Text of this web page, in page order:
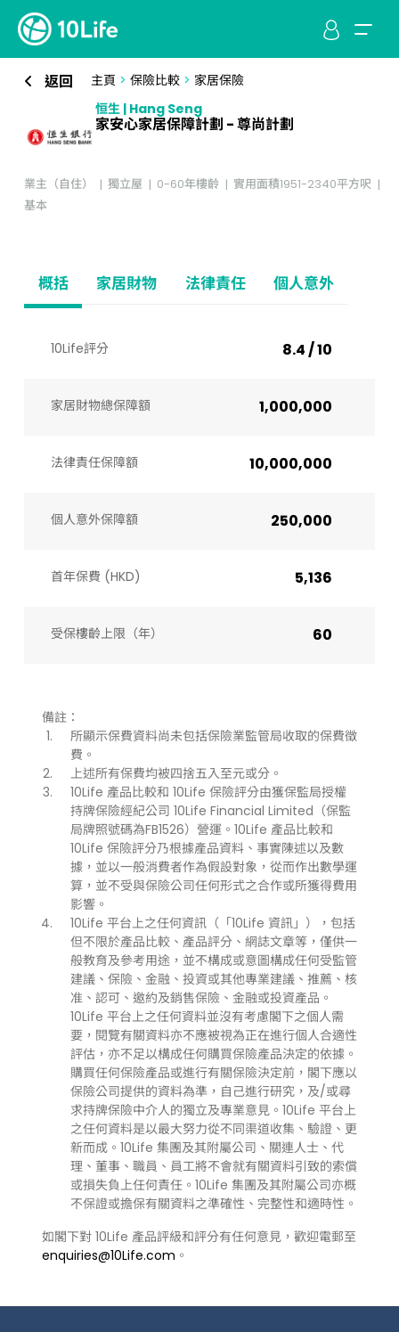
返回 主頁 > 保險比較> 家居保險
恒生 | Hang Seng
家安心家居保障計劃 - 尊尚計劃
業主（自住） 獨立屋 0-60年樓齡
實用面積1951-2340平方呎
基本
概括 家居財物 法律責任 個人意外
10Life評分 8.4 / 10
家居財物總保障額 1,000,000
法律責任保障額 10,000,000
個人意外保障額 250,000
首年保費 (HKD) 5,136
受保樓齡上限（年）​ 60
備註：
所顯示保費資料尚未包括保險業監管局收取的保費徵
費。
上述所有保費均被四捨五入至元或分。
10Life 產品比較和 10Life 保險評分由獲保監局授權
持牌保險經紀公司 10Life Financial Limited（保監
局牌照號碼為FB1526）營運。10Life 產品比較和
10Life 保險評分乃根據產品資料、事實陳述以及數
據，並以一般消費者作為假設對象，從而作出數學運
算，並不受與保險公司任何形式之合作或所獲得費用
影響。
10Life 平台上之任何資訊（「10Life 資訊」），包括
但不限於產品比較、產品評分、網誌文章等，僅供一
般教育及參考用途，並不構成或意圖構成任何受監管
建議、保險、金融、投資或其他專業建議、推薦、核
准、認可、邀約及銷售保險、金融或投資產品。
10Life 平台上之任何資料並沒有考慮閣下之個人需
要，閱覽有關資料亦不應被視為正在進行個人合適性
評估，亦不足以構成任何購買保險產品決定的依據。
購買任何保險產品或進行有關保險決定前，閣下應以
保險公司提供的資料為準，自己進行研究，及/或尋
求持牌保險中介人的獨立及專業意見。10Life 平台上
之任何資料是以最大努力從不同渠道收集、驗證、更
新而成。10Life 集團及其附屬公司、關連人士、代
理、董事、職員、員工將不會就有關資料引致的索償
或損失負上任何責任。10Life 集團及其附屬公司亦概
不保證或擔保有關資料之準確性、完整性和適時性。
如閣下對 10Life 產品評級和評分有任何意見，歡迎電郵至
enquiries@10Life.com 。